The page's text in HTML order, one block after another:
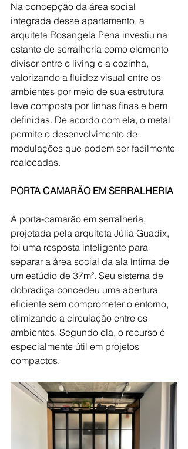
Na concepção da área social
integrada desse apartamento, a
arquiteta Rosangela Pena investiu na
estante de serralheria como elemento
divisor entre o living e a cozinha,
valorizando a fluidez visual entre os
ambientes por meio de sua estrutura
leve composta por linhas finas e bem
definidas. De acordo com ela, o metal
permite o desenvolvimento de
modulações que podem ser facilmente
realocadas.
PORTA CAMARÃO EM SERRALHERIA
A porta-camarão em serralheria,
projetada pela arquiteta Júlia Guadix,
foi uma resposta inteligente para
separar a área social da ala íntima de
um estúdio de 37m². Seu sistema de
dobradiça concedeu uma abertura
eficiente sem comprometer o entorno,
otimizando a circulação entre os
ambientes. Segundo ela, o recurso é
especialmente útil em projetos
compactos.